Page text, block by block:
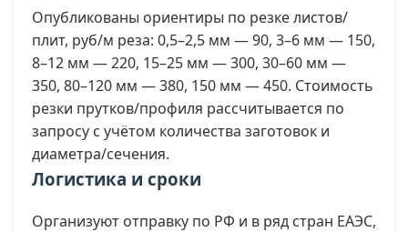
Опубликованы ориентиры по резке листов/
плит, руб/м реза: 0,5–2,5 мм — 90, 3–6 мм — 150,
8–12 мм — 220, 15–25 мм — 300, 30–60 мм —
350, 80–120 мм — 380, 150 мм — 450. Стоимость
резки прутков/профиля рассчитывается по
запросу с учётом количества заготовок и
диаметра/сечения.
Логистика и сроки
Организуют отправку по РФ и в ряд стран ЕАЭС,